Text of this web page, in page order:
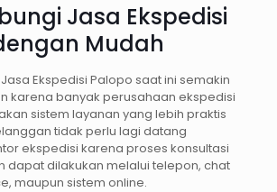
Jasa Ekspedisi
Mudah
Ekspedisi Palopo saat ini semakin
karena banyak perusahaan ekspedisi
sistem layanan yang lebih praktis
tidak perlu lagi datang
ekspedisi karena proses konsultasi
dapat dilakukan melalui telepon, chat
maupun sistem online.